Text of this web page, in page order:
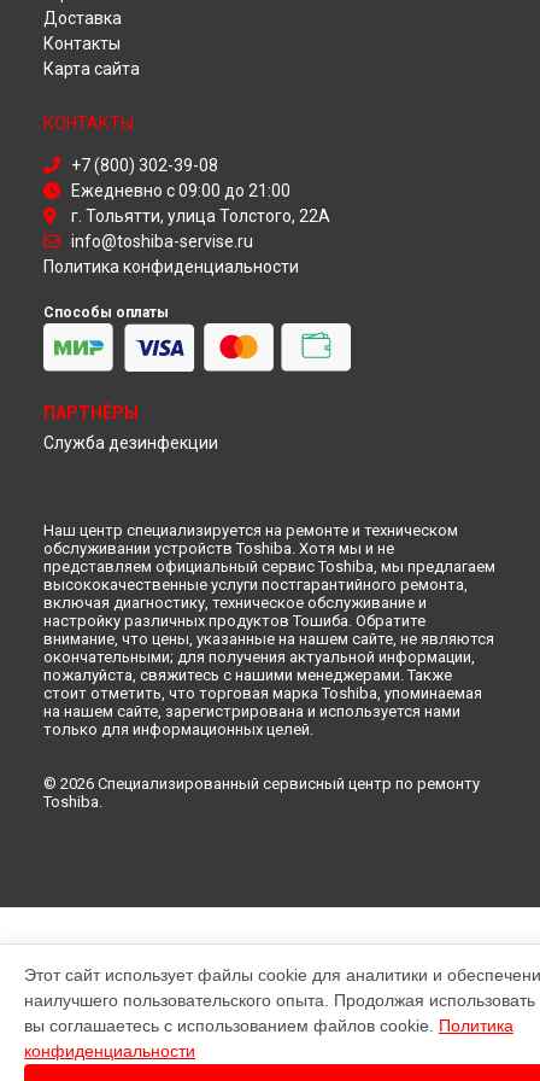
Ремонт телевизора 49L3763 Toshiba в
Ремонт телевизора 49L3763 Toshiba в
Ремонт телевизора 49L3763 Toshiba в
Ремонт телевизора 49L3763 Toshiba в
Доставка
Контакты
Карта сайта
КОНТАКТЫ
+7 (800) 302-39-08
Ежедневно с 09:00 до 21:00
г. Тольятти, улица Толстого, 22А
info@toshiba-servise.ru
Политика конфиденциальности
Способы оплаты
ПАРТНЁРЫ
Служба дезинфекции
Наш центр специализируется на ремонте и техническом
обслуживании устройств Toshiba. Хотя мы и не
представляем официальный сервис Toshiba, мы предлагаем
высококачественные услуги постгарантийного ремонта,
включая диагностику, техническое обслуживание и
настройку различных продуктов Тошиба. Обратите
внимание, что цены, указанные на нашем сайте, не являются
окончательными; для получения актуальной информации,
пожалуйста, свяжитесь с нашими менеджерами. Также
стоит отметить, что торговая марка Toshiba, упоминаемая
на нашем сайте, зарегистрирована и используется нами
только для информационных целей.
© 2026 Специализированный сервисный центр по ремонту
Toshiba.
Этот сайт использует файлы cookie для аналитики и
наилучшего пользовательского опыта. Продолжая использовать
вы соглашаетесь с использованием файлов cookie. Политика
конфиденциальности